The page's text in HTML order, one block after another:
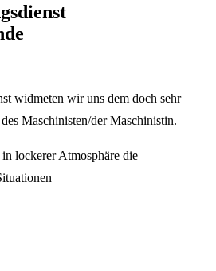
widmeten wir uns dem doch sehr
Maschinisten/der Maschinistin.
lockerer Atmosphäre die